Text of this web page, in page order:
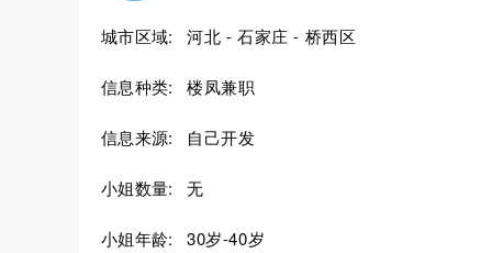
城市区域: 河北 - 石家庄 - 桥西区
信息种类: 楼凤兼职
信息来源: 自己开发
小姐数量: 无
小姐年龄: 30岁-40岁